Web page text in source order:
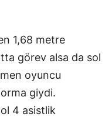
Eskişehir
Gaziantep
Giresun
Gümüşhane
1,68 metre
görev alsa da sol
oyuncu
giydi.
4 asistlik